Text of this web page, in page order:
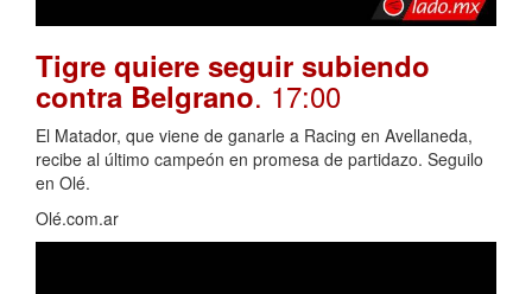
Tigre quiere seguir subiendo
contra Belgrano. 17:00
El Matador, que viene de ganarle a Racing en Avellaneda,
recibe al último campeón en promesa de partidazo. Seguilo
en Olé.
Olé.com.ar